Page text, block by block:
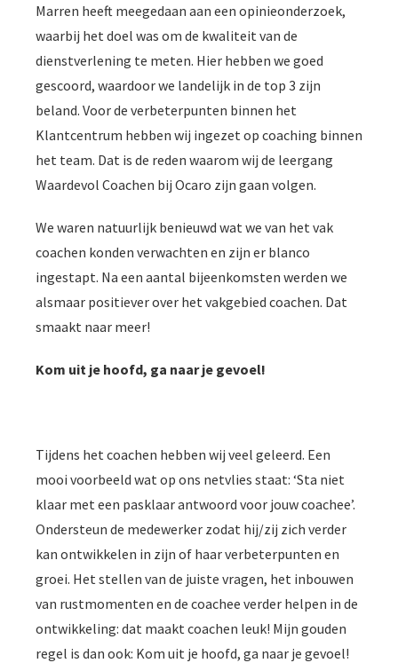
Marren heeft meegedaan aan een opinieonderzoek,
waarbij het doel was om de kwaliteit van de
dienstverlening te meten. Hier hebben we goed
gescoord, waardoor we landelijk in de top 3 zijn
beland. Voor de verbeterpunten binnen het
Klantcentrum hebben wij ingezet op coaching binnen
het team. Dat is de reden waarom wij de leergang
Waardevol Coachen bij Ocaro zijn gaan volgen.
We waren natuurlijk benieuwd wat we van het vak
coachen konden verwachten en zijn er blanco
ingestapt. Na een aantal bijeenkomsten werden we
alsmaar positiever over het vakgebied coachen. Dat
smaakt naar meer!
Kom uit je hoofd, ga naar je gevoel!
Tijdens het coachen hebben wij veel geleerd. Een
mooi voorbeeld wat op ons netvlies staat: ‘Sta niet
klaar met een pasklaar antwoord voor jouw coachee’.
Ondersteun de medewerker zodat hij/zij zich verder
kan ontwikkelen in zijn of haar verbeterpunten en
groei. Het stellen van de juiste vragen, het inbouwen
van rustmomenten en de coachee verder helpen in de
ontwikkeling: dat maakt coachen leuk! Mijn gouden
regel is dan ook: Kom uit je hoofd, ga naar je gevoel!